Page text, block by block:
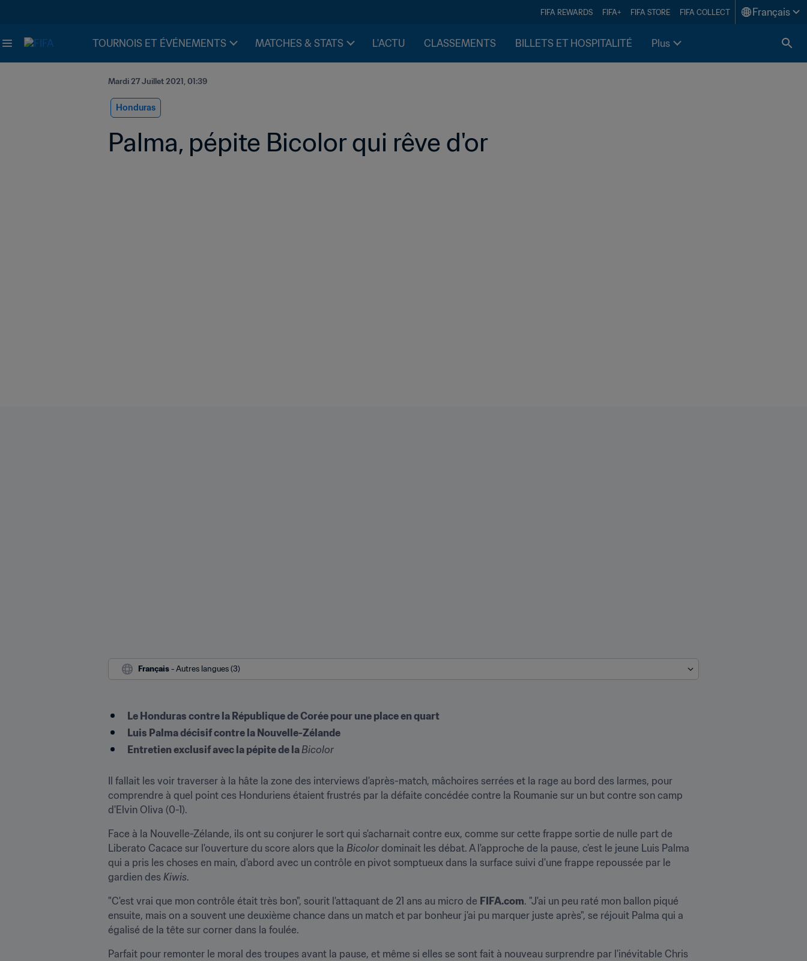
FIFA REWARDS FIFA+ FIFA STORE FIFA COLLECT Français
TOURNOIS ET ÉVÉNEMENTS MATCHES & STATS L'ACTU CLASSEMENTS BILLETS ET HOSPITALITÉ Plus
Mardi 27 Juillet 2021, 01:39
Honduras
Palma, pépite Bicolor qui rêve d'or
Français - Autres langues (3)
Le Honduras contre la République de Corée pour une place en quart
Luis Palma décisif contre la Nouvelle-Zélande
Entretien exclusif avec la pépite de la Bicolor
Il fallait les voir traverser à la hâte la zone des interviews d'après-match, mâchoires serrées et la rage au bord des larmes, pour
comprendre à quel point ces Honduriens étaient frustrés par la défaite concédée contre la Roumanie sur un but contre son camp
d'Elvin Oliva (0-1).
Face à la Nouvelle-Zélande, ils ont su conjurer le sort qui s'acharnait contre eux, comme sur cette frappe sortie de nulle part de
Liberato Cacace sur l'ouverture du score alors que la Bicolor dominait les débat. A l'approche de la pause, c'est le jeune Luis Palma
qui a pris les choses en main, d'abord avec un contrôle en pivot somptueux dans la surface suivi d'une frappe repoussée par le
gardien des Kiwis.
"C'est vrai que mon contrôle était très bon", sourit l'attaquant de 21 ans au micro de FIFA.com. "J'ai un peu raté mon ballon piqué
ensuite, mais on a souvent une deuxième chance dans un match et par bonheur j'ai pu marquer juste après", se réjouit Palma qui a
égalisé de la tête sur corner dans la foulée.
Parfait pour remonter le moral des troupes avant la pause, et même si elles se sont fait à nouveau surprendre par l'inévitable Chris